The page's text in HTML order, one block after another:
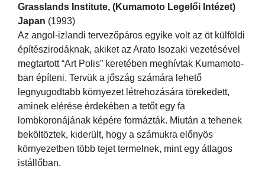
Grasslands Institute, (Kumamoto Legelői Intézet)
Japan (1993)
Az angol-izlandi tervezőpáros egyike volt az öt külföldi
építészirodáknak, akiket az Arato Isozaki vezetésével
megtartott “Art Polis” keretében meghívtak Kumamoto-
ban építeni. Tervük a jőszág számára lehető
legnyugodtabb környezet létrehozására törekedett,
aminek elérése érdekében a tetőt egy fa
lombkoronájának képére formázták. Miután a tehenek
beköltöztek, kiderült, hogy a számukra előnyös
környezetben több tejet termelnek, mint egy átlagos
istállőban.